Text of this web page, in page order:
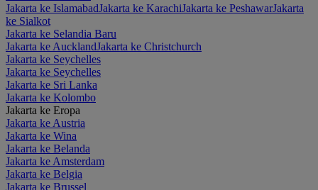
Jakarta ke IslamabadJakarta ke KarachiJakarta ke PeshawarJakarta
ke Sialkot
Jakarta ke Selandia Baru
Jakarta ke AucklandJakarta ke Christchurch
Jakarta ke Seychelles
Jakarta ke Seychelles
Jakarta ke Sri Lanka
Jakarta ke Kolombo
Jakarta ke Eropa
Jakarta ke Austria
Jakarta ke Wina
Jakarta ke Belanda
Jakarta ke Amsterdam
Jakarta ke Belgia
Jakarta ke Brussel